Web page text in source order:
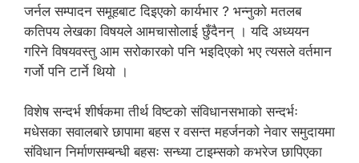
जर्नल सम्पादन समूहबाट दिइएको कार्यभार ? भन्नुको मतलब
कतिपय लेखका विषयले आमचासोलाई छुँदैनन् । यदि अध्ययन
गरिने विषयवस्तु आम सरोकारको पनि भइदिएको भए त्यसले वर्तमान
गर्जो पनि टार्ने थियो ।
विशेष सन्दर्भ शीर्षकमा तीर्थ विष्टको संविधानसभाको सन्दर्भः
मधेसका सवालबारे छापामा बहस र वसन्त महर्जनको नेवार समुदायमा
संविधान निर्माणसम्बन्धी बहसः सन्ध्या टाइम्सको कभरेज छापिएका